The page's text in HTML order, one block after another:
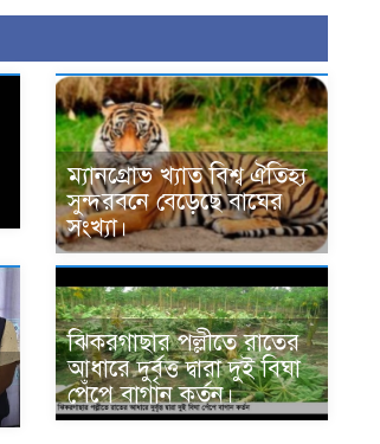
ম্যানগ্রোভ খ্যাত বিশ্ব ঐতিহ্য
সুন্দরবনে বেড়েছে বাঘের
সংখ্যা।
ঝিকরগাছার পল্লীতে রাতের
আধারে দুর্বৃত্ত দ্বারা দুই বিঘা
পেঁপে বাগান কর্তন।